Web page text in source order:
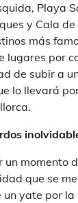
Playa
y Cala
más
lugares por
de subir a
lo llevará
un momento
que se
yate por